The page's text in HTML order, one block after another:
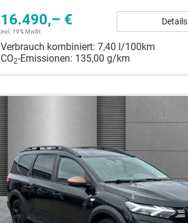
16.490,– €
incl. 19% MwSt.
Details
Verbrauch kombiniert: 7,40 l/100km
CO2-Emissionen: 135,00 g/km